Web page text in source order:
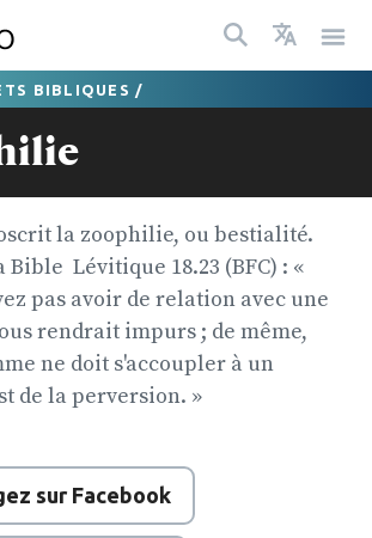
BIBLIQUES /
la zoophilie, ou bestialité.
Bible  Lévitique 18.23 (BFC) : «
pas avoir de relation avec une
rendrait impurs ; de même,
ne doit s'accoupler à un
de la perversion. »
sur Facebook